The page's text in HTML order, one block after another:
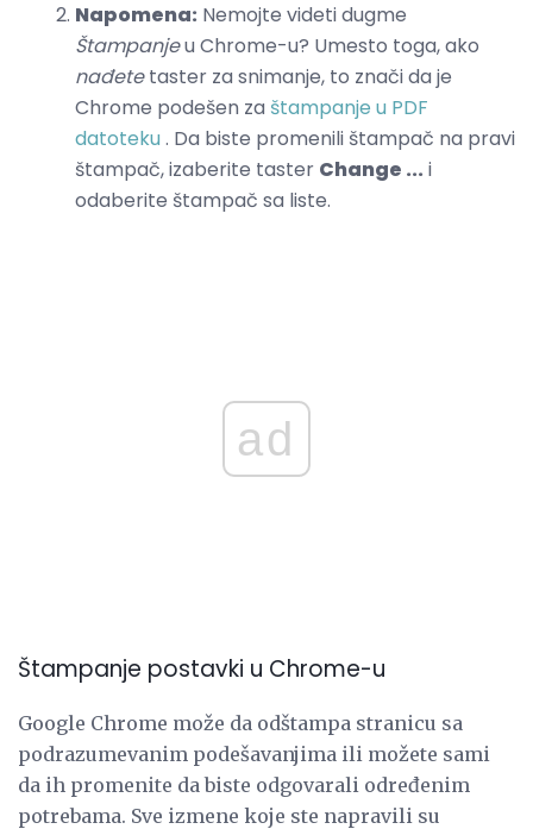
Napomena: Nemojte videti dugme
Štampanjeu Chrome-u? Umesto toga, ako
nađetetaster za snimanje, to znači da je
Chrome podešen za štampanje u PDF
datoteku. Da biste promenili štampač na pravi
štampač, izaberite taster Change ... i
odaberite štampač sa liste.
ad
Štampanje postavki u Chrome-u
Google Chrome može da odštampa stranicu sa
podrazumevanim podešavanjima ili možete sami
da ih promenite da biste odgovarali određenim
potrebama. Sve izmene koje ste napravili su